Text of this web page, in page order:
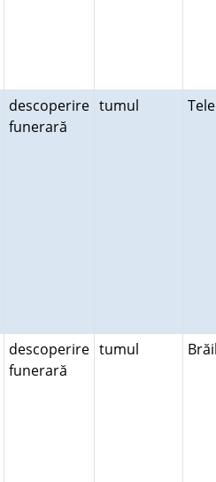
descoperire
funerară
tumul
descoperire
funerară
tumul